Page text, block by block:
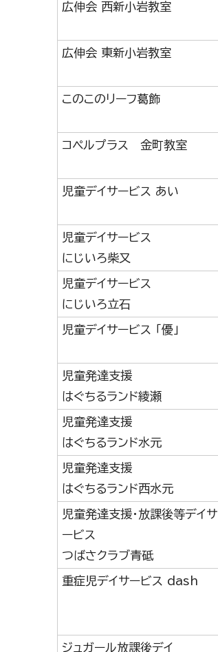
広伸会 西新小岩教室
広伸会 東新小岩教室
このこのリーフ葛飾
コペルプラス 金町教室
児童デイサービス あい
児童デイサービス
にじいろ柴又
児童デイサービス
にじいろ立石
児童デイサービス 「優」
児童発達支援
はぐちるランド綾瀬
児童発達支援
はぐちるランド水元
児童発達支援
はぐちるランド西水元
児童発達支援・放課後等デイサ
ービス
つばさクラブ青砥
重症児デイサービス dash
ジュガール放課後デイ